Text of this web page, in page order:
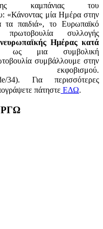
καμπάνιας του
«Κάνοντας μία Ημέρα στην
παιδιά», το Ευρωπαϊκό
πρωτοβουλία συλλογής
Ημέρας κατά
ως μια συμβολική
συμβάλλουμε στην
εκφοβισμού.
34). Για περισσότερες
πάτηστε ΕΔΩ.